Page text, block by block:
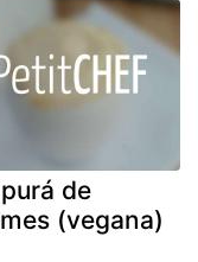
de
(vegana)